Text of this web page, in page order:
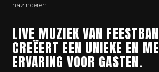
nazinderen.
LIVE MUZIEK VAN
CREËERT EEN UNIEKE EN
ERVARING VOOR GASTEN.